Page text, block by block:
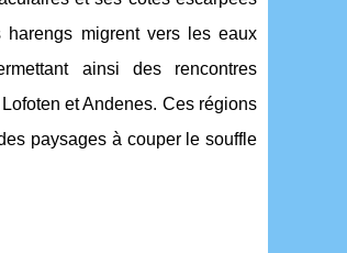
migrent vers les eaux
ainsi des rencontres
et Andenes. Ces régions
paysages à couper le souffle